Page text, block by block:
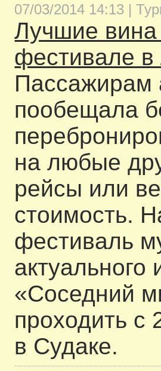
07/03/2014 14:13 |
Лучшие
фестивале
Пассажирам
пообещала
на любые
рейсы или
стоимость.
фестиваль
актуального
«Соседний
проходить с
в Судаке.